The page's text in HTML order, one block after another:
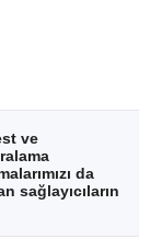
ve
da
sağlayıcıların